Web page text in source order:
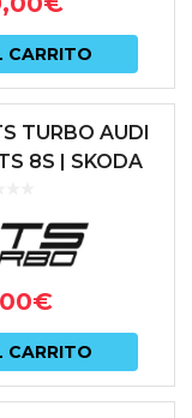
CARRITO
TURBO AUDI
8S | SKODA
€
CARRITO